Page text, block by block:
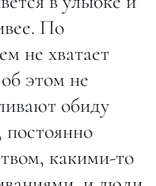
По
не хватает
этом не
обиду
какими-то